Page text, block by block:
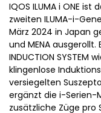
IQOS ILUMA i ONE
zweiten ILUMA-i-
März 2024 in Japan
und MENA ausgerollt.
INDUCTION SYSTEM
klingenlose
versiegelten
ergänzt die i-Serien-
zusätzliche Züge pro